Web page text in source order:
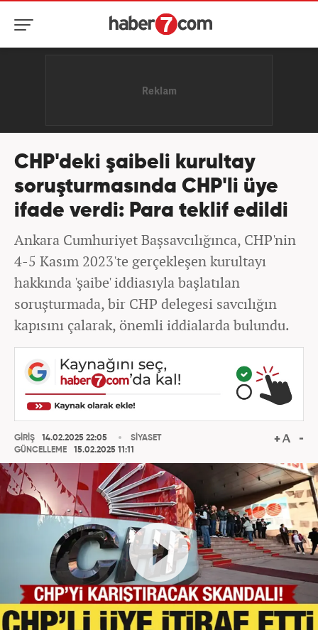
CHP'deki şaibeli kurultay
soruşturmasında CHP'li üye
ifade verdi: Para teklif edildi
Ankara Cumhuriyet Başsavcılığınca, CHP'nin
4-5 Kasım 2023'te gerçekleşen kurultayı
hakkında 'şaibe' iddiasıyla başlatılan
soruşturmada, bir CHP delegesi savcılığın
kapısını çalarak, önemli iddialarda bulundu.
GİRİŞ
14.02.2025 22:05
GÜNCELLEME
15.02.2025 11:11
SİYASET